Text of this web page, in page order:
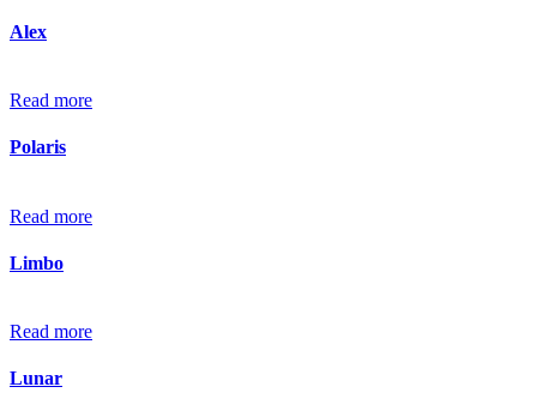
Alex
Read more
Polaris
Read more
Limbo
Read more
Lunar